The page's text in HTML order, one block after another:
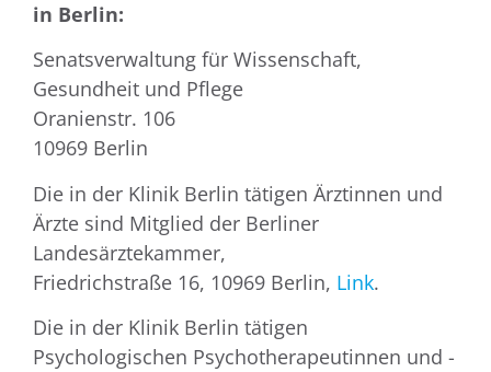
in Berlin:
Senatsverwaltung für Wissenschaft,
Gesundheit und Pflege
Oranienstr. 106
10969 Berlin
Die in der Klinik Berlin tätigen Ärztinnen und
Ärzte sind Mitglied der Berliner
Landesärztekammer,
Friedrichstraße 16, 10969 Berlin, Link.
Die in der Klinik Berlin tätigen
Psychologischen Psychotherapeutinnen und -